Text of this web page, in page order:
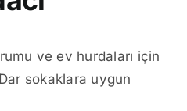
ve ev hurdaları için
sokaklara uygun